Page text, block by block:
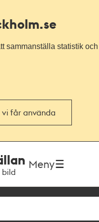
sammanställa statistik
vi får använda
bild
Meny